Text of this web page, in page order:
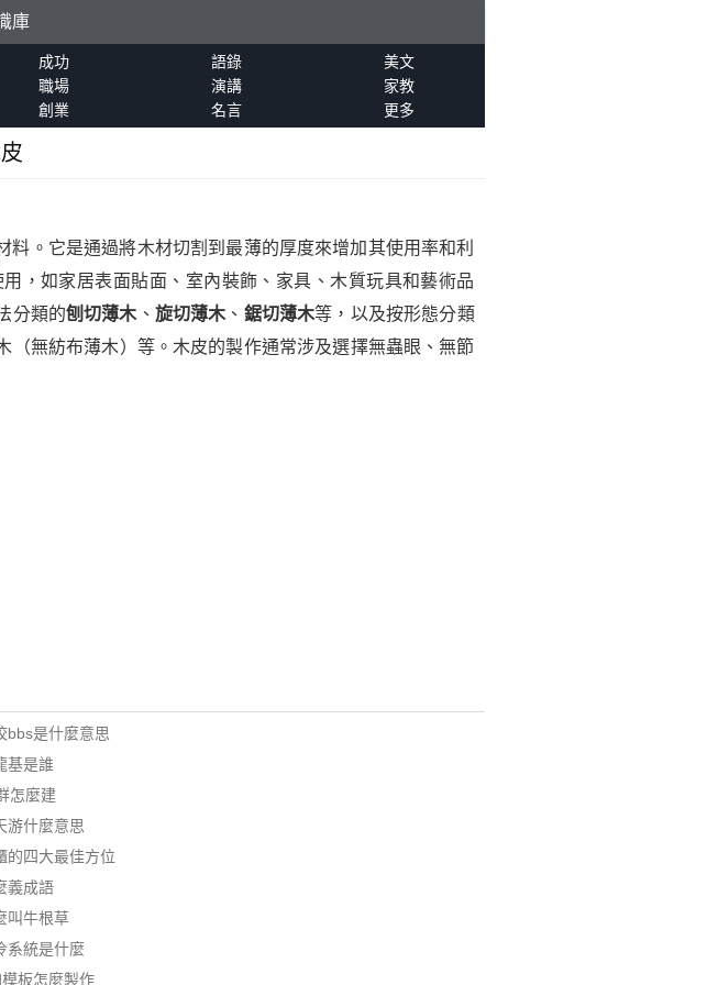
庫
成功 語錄
美文
職場 演講
家教
創業 名言 更多
。它是通過將木材切割到最薄的厚度來增加其使用率和利
，如家居表面貼面、室內裝飾、家具、木質玩具和藝術品
分類的刨切薄木、 旋切薄木、 鋸切薄木等，以及按形態分類
（無紡布薄木）等。木皮的製作通常涉及選擇無蟲眼、無節
bbs是什麼意思
基是誰
怎麼建
游什麼意思
的四大最佳方位
義成語
叫牛根草
系統是什麼
板怎麼製作